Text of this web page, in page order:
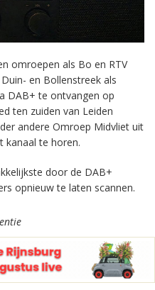
omroepen als Bo en RTV
en Bollenstreek als
DAB+ te ontvangen op
ten zuiden van Leiden
andere Omroep Midvliet uit
kanaal te horen.
door de DAB+
opnieuw te laten scannen.